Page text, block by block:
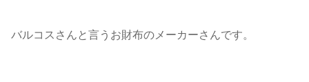
バルコスさんと言うお財布のメーカーさんです。